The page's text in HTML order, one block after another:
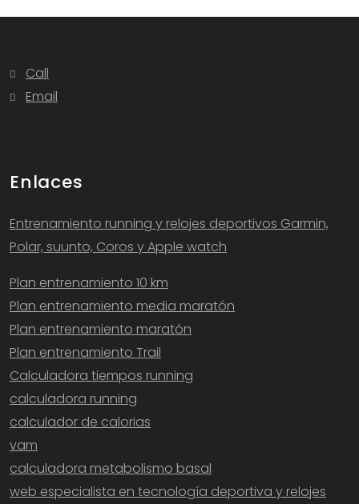
Call
Email
Enlaces
Entrenamiento running y relojes deportivos Garmin,
Polar, suunto, Coros y Apple watch
Plan entrenamiento 10 km
Plan entrenamiento media maratón
Plan entrenamiento maratón
Plan entrenamiento Trail
Calculadora tiempos running
calculadora running
calculador de calorias
vam
calculadora metabolismo basal
web especialista en tecnología deportiva y relojes